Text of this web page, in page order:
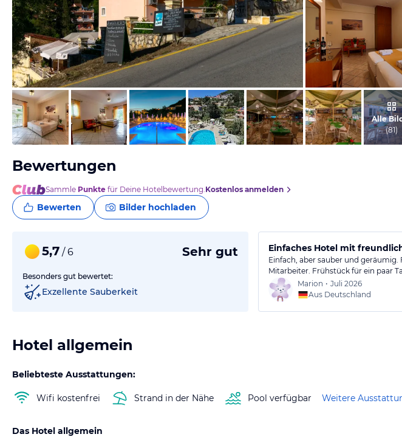
vom Hotelier, April 2019
vom Hotelier, April
vom Hotelier, April
Alle
(81)
Bewertungen
Sammle Punkte für Deine Hotelbewertung.Kostenlos anmelden
Bewerten Bilder hochladen
5,7 / 6 Sehr gut
Besonders gut bewertet:
Exzellente Sauberkeit
Einfaches Hotel mit
Einfach, aber sauber und geräumig.
Mitarbeiter. Frühstück für ein paar
Marion • Juli 2026
Aus Deutschland
Hotel allgemein
Beliebteste Ausstattungen:
Wifi kostenfrei Strand in der Nähe Pool verfügbar Weitere
Das Hotel allgemein